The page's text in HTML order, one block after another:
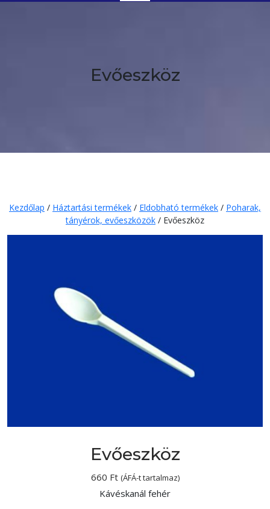
Button
Evőeszköz
Kezdőlap / Háztartási termékek / Eldobható termékek / Poharak,
tányérok, evőeszközök / Evőeszköz
Evőeszköz
660 Ft (ÁFÁ-t tartalmaz)
Kávéskanál fehér